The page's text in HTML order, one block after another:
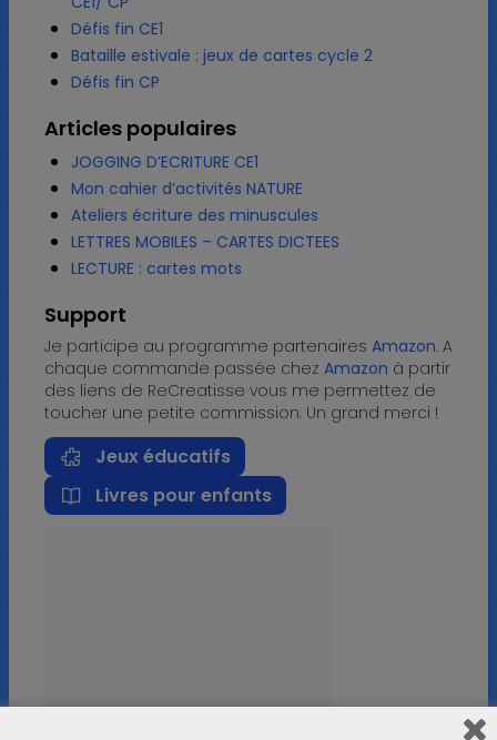
Défis fin CE1
Bataille estivale : jeux de cartes cycle 2
Défis fin CP
Articles populaires
JOGGING D’ECRITURE CE1
Mon cahier d’activités NATURE
Ateliers écriture des minuscules
LETTRES MOBILES – CARTES DICTEES
LECTURE : cartes mots
Support
Je participe au programme partenaires Amazon. A
chaque commande passée chez Amazon à partir
des liens de ReCreatisse vous me permettez de
toucher une petite commission. Un grand merci !
Jeux éducatifs
Livres pour enfants